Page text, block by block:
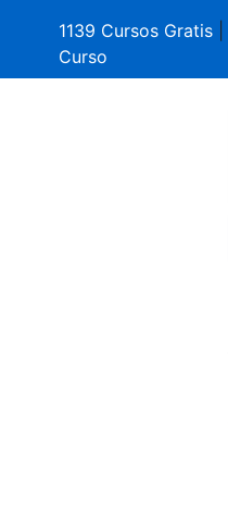
1139 Cursos Gratis
Curso